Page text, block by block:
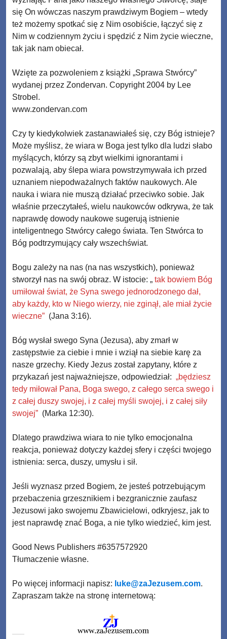
się On wówczas naszym prawdziwym Bogiem – wtedy
też możemy spotkać się z Nim osobiście, łączyć się z
Nim w codziennym życiu i spędzić z Nim życie wieczne,
tak jak nam obiecał.
Wzięte za pozwoleniem z książki „Sprawa Stwórcy”
wydanej przez Zondervan. Copyright 2004 by Lee
Strobel.
www.zondervan.com
Czy ty kiedykolwiek zastanawiałeś się, czy Bóg istnieje?
Może myślisz, że wiara w Boga jest tylko dla ludzi słabo
myślących, którzy są zbyt wielkimi ignorantami i
pozwalają, aby ślepa wiara powstrzymywała ich przed
uznaniem niepodważalnych faktów naukowych. Ale
nauka i wiara nie muszą działać przeciwko sobie. Jak
właśnie przeczytałeś, wielu naukowców odkrywa, że tak
naprawdę dowody naukowe sugerują istnienie
inteligentnego Stwórcy całego świata. Ten Stwórca to
Bóg podtrzymujący cały wszechświat.
Bogu zależy na nas (na nas wszystkich), ponieważ
stworzył nas na swój obraz. W istocie: „ tak bowiem Bóg
umiłował świat, że Syna swego jednorodzonego dał,
aby każdy, kto w Niego wierzy, nie zginął, ale miał życie
wieczne” (Jana 3:16).
Bóg wysłał swego Syna (Jezusa), aby zmarł w
zastępstwie za ciebie i mnie i wziął na siebie karę za
nasze grzechy. Kiedy Jezus został zapytany, które z
przykazań jest najważniejsze, odpowiedział: „będziesz
tedy miłował Pana, Boga swego, z całego serca swego i
z całej duszy swojej, i z całej myśli swojej, i z całej siły
swojej” (Marka 12:30).
Dlatego prawdziwa wiara to nie tylko emocjonalna
reakcja, ponieważ dotyczy każdej sfery i części twojego
istnienia: serca, duszy, umysłu i sił.
Jeśli wyznasz przed Bogiem, że jesteś potrzebującym
przebaczenia grzesznikiem i bezgranicznie zaufasz
Jezusowi jako swojemu Zbawicielowi, odkryjesz, jak to
jest naprawdę znać Boga, a nie tylko wiedzieć, kim jest.
Good News Publishers #6357572920
Tłumaczenie własne.
Po więcej informacji napisz: luke@zaJezusem.com.
Zapraszam także na stronę internetową: